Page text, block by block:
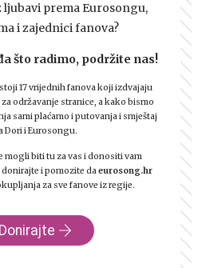
prema Eurosongu,
i zajednici fanova?
što radimo, podržite nas!
17 vrijednih fanova koji izdvajaju
održavanje stranice, a kako bismo
sami plaćamo i putovanja i smještaj
Dori i Eurosongu.
mogli biti tu za vas i donositi vam
i pomozite daeurosong.hr
za sve fanove iz regije.
Donirajte